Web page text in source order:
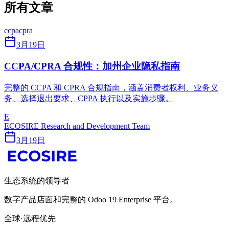
所有文章
ccpacpra
3月19日
CCPA/CPRA 合规性：加州企业隐私指南
完整的 CCPA 和 CPRA 合规指南，涵盖消费者权利、业务义
务、选择退出要求、CPPA 执行以及实施步骤。
E
ECOSIRE Research and Development Team
3月19日
生态系统的领导者
数字产品店面和完整的 Odoo 19 Enterprise 平台。
全球·远程优先